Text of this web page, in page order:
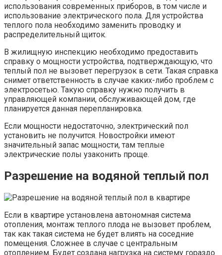
использования современных приборов, в том числе и
использование электрического пола. Для устройства
теплого пола необходимо заменить проводку и
распределительный щиток.
В жилищную инспекцию необходимо предоставить
справку о мощности устройства, подтверждающую, что
теплый пол не вызовет перегрузок в сети. Такая справка
снимет ответственность в случае каких-либо проблем с
электросетью. Такую справку нужно получить в
управляющей компании, обслуживающей дом, где
планируется данная перепланировка.
Если мощности недостаточно, электрический пол
установить не получится. Новостройки имеют
значительный запас мощности, там теплые
электрические полы узаконить проще.
Разрешение на водяной теплый пол
Если в квартире установлена автономная система
отопления, монтаж теплого плода не вызовет проблем,
так как такая система не будет влиять на соседние
помещения. Сложнее в случае с центральным
отоплением. Будет создана нагрузка на систему гораздо